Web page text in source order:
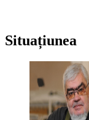
Situațiunea